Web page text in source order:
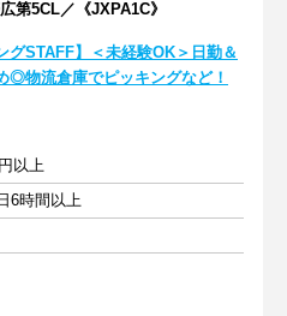
第5CL／《JXPA1C》
グSTAFF】＜未経験OK＞日勤＆
◎物流倉庫でピッキングなど！
以上
6時間以上